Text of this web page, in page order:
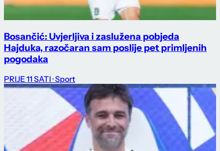
Bosančić: Uvjerljiva i zaslužena pobjeda
Hajduka, razočaran sam poslije pet primljenih
pogodaka
PRIJE 11 SATI · Sport